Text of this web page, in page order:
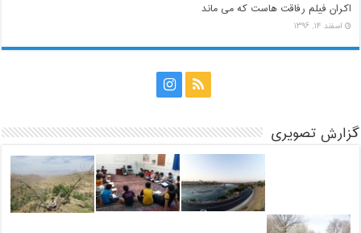
اکران فیلم رفاقت هاست که می ماند
اسفند ۱۴, ۱۳۹۶
گزارش تصویری